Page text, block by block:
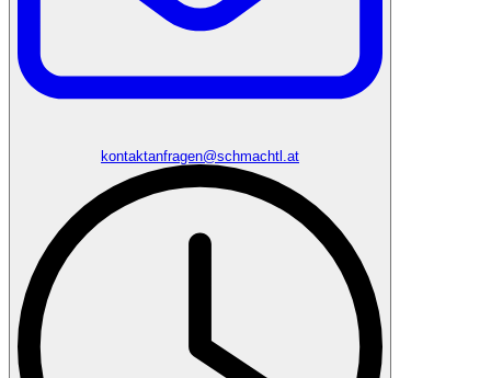
kontaktanfragen@schmachtl.at